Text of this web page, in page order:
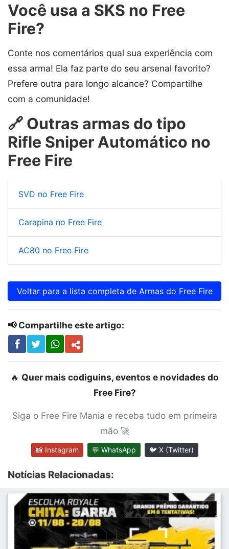
Você usa a SKS no Free
Fire?
Conte nos comentários qual sua experiência com
essa arma! Ela faz parte do seu arsenal favorito?
Prefere outra para longo alcance? Compartilhe
com a comunidade!
🔗 Outras armas do tipo
Rifle Sniper Automático no
Free Fire
SVD no Free Fire
Carapina no Free Fire
AC80 no Free Fire
Voltar para a lista completa de Armas do Free Fire
📢 Compartilhe este artigo:
🔥 Quer mais codiguins, eventos e novidades do
Free Fire?
Siga o Free Fire Mania e receba tudo em primeira
mão 🚀
📸 Instagram 💬 WhatsApp 🐦 X (Twitter)
Notícias Relacionadas: